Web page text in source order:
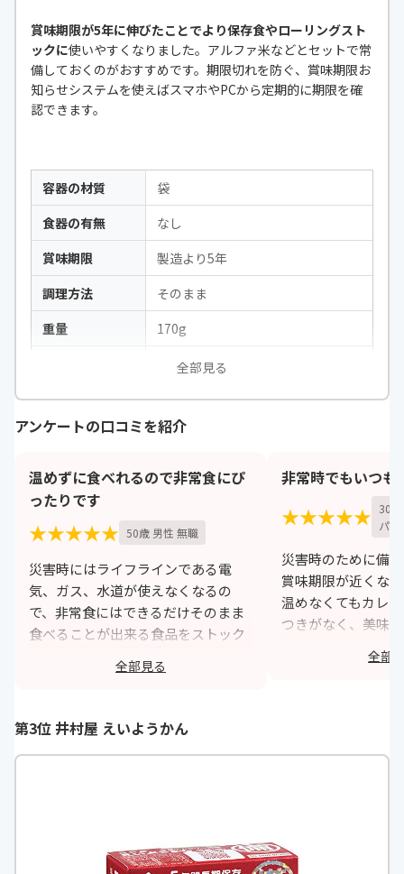
賞味期限が5年に伸びたことでより保存食やローリングスト
ックに使いやすくなりました。アルファ米などとセットで常
備しておくのがおすすめです。期限切れを防ぐ、賞味期限お
知らせシステムを使えばスマホやPCから定期的に期限を確
認できます。
容器の材質
袋
食器の有無
なし
賞味期限
製造より5年
調理方法
そのまま
重量
170g
170g×3色×5個
全部見る
アンケートの口コミを紹介
温めずに食べれるので非常食にぴ
ったりです
★★★★★ 50歳 男性 無職
災害時にはライフラインである電
気、ガス、水道が使えなくなるの
で、非常食にはできるだけそのまま
食べることが出来る食品をストック
レーが先日賞味期限を迎えるので新
みました。非常食を食べるのは初め
てでしたので、これほど美味しいカ
たのでこれほど美味しいものだとは
全部見る
非常時でもいつも
★★★★★ 30
パー
災害時のために備
賞味期限が近くな
温めなくてもカレ
つきがなく、美味
あまり辛くないの
また購入して、備
全部
第3位 井村屋 えいようかん